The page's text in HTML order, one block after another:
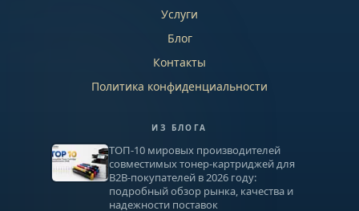
Услуги
Блог
Контакты
Политика конфиденциальности
ИЗ БЛОГА
ТОП-10 мировых производителей
совместимых тонер-картриджей для
B2B-покупателей в 2026 году:
подробный обзор рынка, качества и
надежности поставок